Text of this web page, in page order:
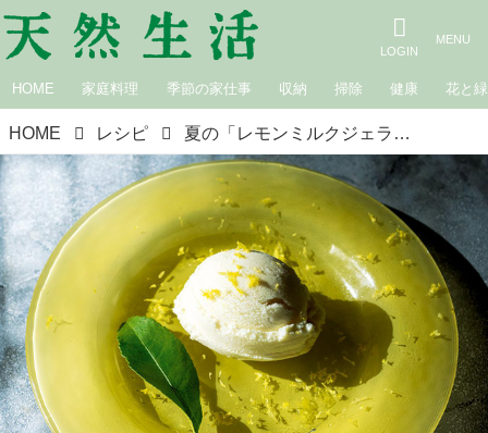
HOME 家庭料理 季節の家仕事 収納 掃除 健康 花と緑
HOME レシピ 夏の「レモンミルクジェラート」のつくり方。さっぱり爽快！シンプルな材料で楽しむ、かんたん手づくりジェラート／お菓子研究家・本間節子さん